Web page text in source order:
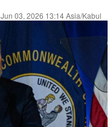
Jun 03, 2026 13:14 Asia/Kabul